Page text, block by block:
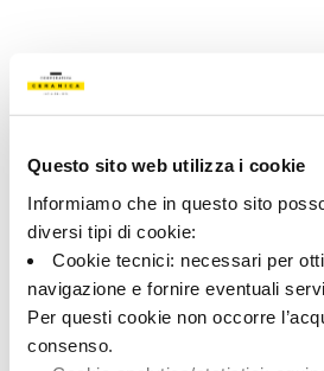
Questo sito web utilizza i cookie
Informiamo che in questo sito
diversi tipi di cookie:
Cookie tecnici: necessari per
navigazione e fornire eventuali
Per questi cookie non occorre
consenso.
A brand of Cooperativa
Via Vittorio Veneto, 13 - 40026
Tel: +39 0542 601601